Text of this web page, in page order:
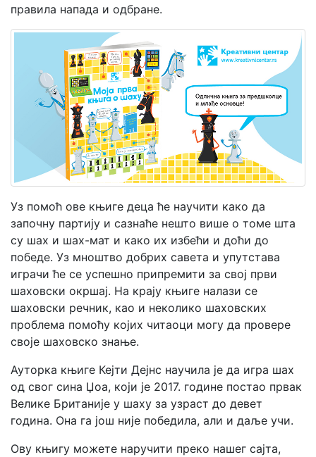
Latinica
налог
правила напада и одбране.
Уз помоћ ове књиге деца ће научити како да
започну партију и сазнаће нешто више о томе шта
су шах и шах-мат и како их избећи и доћи до
победе. Уз мноштво добрих савета и упутстава
играчи ће се успешно припремити за свој први
шаховски окршај. На крају књиге налази се
шаховски речник, као и неколико шаховских
проблема помоћу којих читаоци могу да провере
своје шаховско знање.
Ауторка књиге Кејти Дејнс научила је да игра шах
од свог сина Џоа, који је 2017. године постао првак
Велике Британије у шаху за узраст до девет
година. Она га још није победила, али и даље учи.
Ову књигу можете наручити преко нашег сајта,